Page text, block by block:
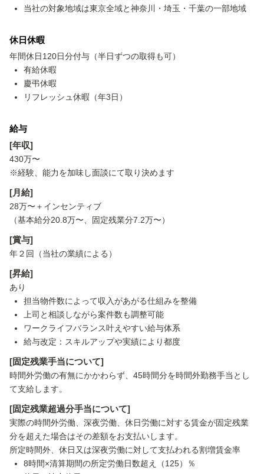
当社の対象地域は東京全域と神奈川・埼玉・千葉の一部地域
休日休暇
年間休日120日分付与（半日ずつの取得も可）
有給休暇
慶弔休暇
リフレッシュ休暇（年3日）
給与
[年収]
430万〜
※経験、能力を加味し面談にて取り決めます
[月給]
28万〜＋インセンティブ
（基本給分20.8万〜、固定残業分7.2万〜）
[賞与]
年２回（当社の業績による）
[昇給]
あり
担当物件数によって収入があがる仕組みを整備
上司と相談しながら案件数も調整可能
ワークライフバランス叶えやすい給与体系
給与改定：スキルアップや実績により都度
[固定残業手当について]
時間外労働の有無にかかわらず、45時間分を時間外勤務手当とし
て支給します。
[固定残業超過分手当について]
実際の時間外労働、深夜労働、休日労働に対する賃金が固定残業
分を超えた場合はその差額をお支払いします。
所定時間外、休日又は深夜労働に対して支払われる割増賃金率
8時間×清算期間の所定労働日数超え（125）％